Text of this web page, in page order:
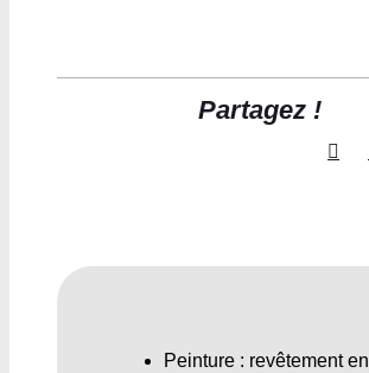
Partagez !
Peinture : revêtement en